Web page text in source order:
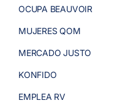
OCUPA BEAUVOIR
MUJERES QOM
MERCADO JUSTO
KONFIDO
EMPLEA RV